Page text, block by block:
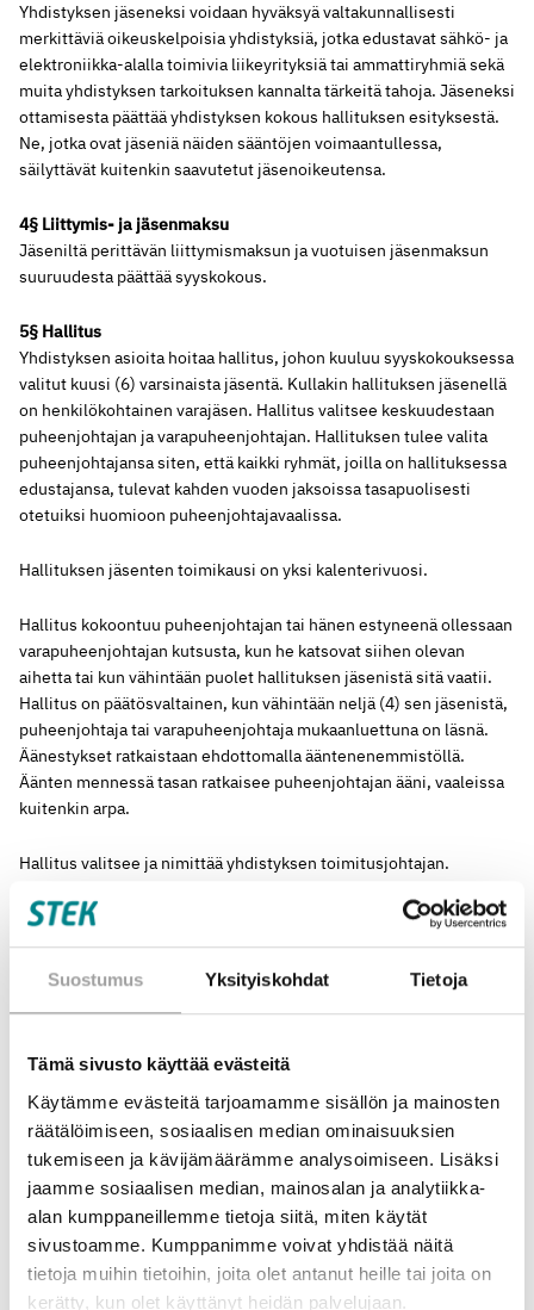
Suostumus Yksityiskohdat Tietoja
Tämä sivusto käyttää evästeitä
Käytämme evästeitä tarjoamamme sisällön ja mainosten
räätälöimiseen, sosiaalisen median ominaisuuksien
tukemiseen ja kävijämäärämme analysoimiseen. Lisäksi
jaamme sosiaalisen median, mainosalan ja analytiikka-
alan kumppaneillemme tietoja siitä, miten käytät
sivustoamme. Kumppanimme voivat yhdistää näitä
tietoja muihin tietoihin, joita olet antanut heille tai joita on
kerätty, kun olet käyttänyt heidän palvelujaan.
Yhdistyksen jäseneksi voidaan hyväksyä valtakunnallisesti
merkittäviä oikeuskelpoisia yhdistyksiä, jotka edustavat sähkö- ja
elektroniikka-alalla toimivia liikeyrityksiä tai ammattiryhmiä sekä
muita yhdistyksen tarkoituksen kannalta tärkeitä tahoja. Jäseneksi
ottamisesta päättää yhdistyksen kokous hallituksen esityksestä.
Ne, jotka ovat jäseniä näiden sääntöjen voimaantullessa,
säilyttävät kuitenkin saavutetut jäsenoikeutensa.
4§ Liittymis- ja jäsenmaksu
Jäseniltä perittävän liittymismaksun ja vuotuisen jäsenmaksun
suuruudesta päättää syyskokous.
5§ Hallitus
Yhdistyksen asioita hoitaa hallitus, johon kuuluu syyskokouksessa
valitut kuusi (6) varsinaista jäsentä. Kullakin hallituksen jäsenellä
on henkilökohtainen varajäsen. Hallitus valitsee keskuudestaan
puheenjohtajan ja varapuheenjohtajan. Hallituksen tulee valita
puheenjohtajansa siten, että kaikki ryhmät, joilla on hallituksessa
edustajansa, tulevat kahden vuoden jaksoissa tasapuolisesti
otetuiksi huomioon puheenjohtajavaalissa.
Hallituksen jäsenten toimikausi on yksi kalenterivuosi.
Hallitus kokoontuu puheenjohtajan tai hänen estyneenä ollessaan
varapuheenjohtajan kutsusta, kun he katsovat siihen olevan
aihetta tai kun vähintään puolet hallituksen jäsenistä sitä vaatii.
Hallitus on päätösvaltainen, kun vähintään neljä (4) sen jäsenistä,
puheenjohtaja tai varapuheenjohtaja mukaanluettuna on läsnä.
Äänestykset ratkaistaan ehdottomalla ääntenenemmistöllä.
Äänten mennessä tasan ratkaisee puheenjohtajan ääni, vaaleissa
kuitenkin arpa.
Hallitus valitsee ja nimittää yhdistyksen toimitusjohtajan.
6§. Yhdistyksen nimen kirjoittaminen
Yhdistyksen nimen kirjoittavat puheenjohtaja tai toimitusjohtaja
kumpikin yksin.
8§Yhdistyksen kokoukset
Yhdistyksen kokoukseen voidaan osallistua hallituksen tai
yhdistyksen kokouksen niin päättäessä myös
tietoliikenneyhteyden tai muun teknisen apuvälineen avulla.
Yhdistys pitää vuosittain kaksi varsinaista kokousta. Yhdistyksen
kevätkokous pidetään viimeistään huhtikuussa ja syyskokous
viimeistään marraskuussa hallituksen määräämänä päivänä.
Yhdistyksen kokouksissa on jokaisella varsinaisella jäsenellä yksi